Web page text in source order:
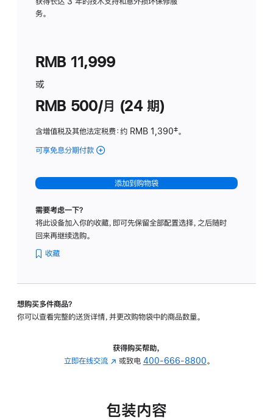
务。
RMB 11,999
或
RMB 500/月 (24 期)
含增值税及其他法定税费：约 RMB 1,390脚
‡。
可享免息分期付款 (Studio
-
标
璃
转
的
添加到购物袋
需要考虑一下？
将此设备加入你的收藏，即可先保留全部配置选择，之后随时
回来再继续选购。
收藏
想购买多件商品？
你可以查看完整的送货详情，并更改购物袋中的商品数量。
获得购买帮助，
立即在线交流 (在
中
或致电 400-666-8800。
包装内容